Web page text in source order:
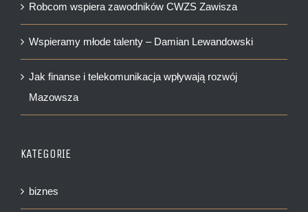
Robcom wspiera zawodników CWZS Zawisza
Wspieramy młode talenty – Damian Lewandowski
Jak finanse i telekomunikacja wpływają rozwój
Mazowsza
KATEGORIE
biznes